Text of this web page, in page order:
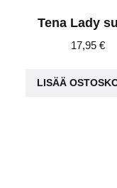
Tena Lady
17,95€
LISÄÄ